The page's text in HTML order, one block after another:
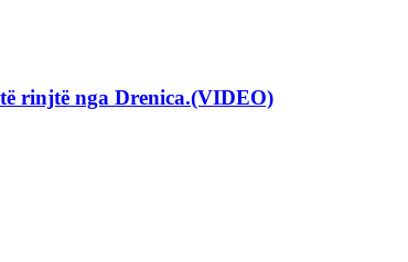
rinjtë nga Drenica.(VIDEO)